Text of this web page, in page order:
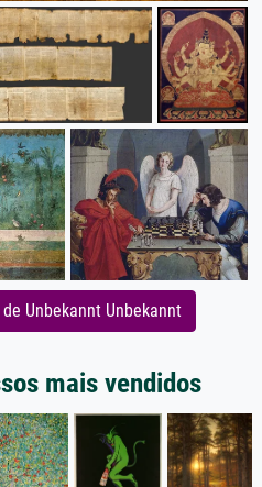
Unbekannt Unbekannt
mais vendidos